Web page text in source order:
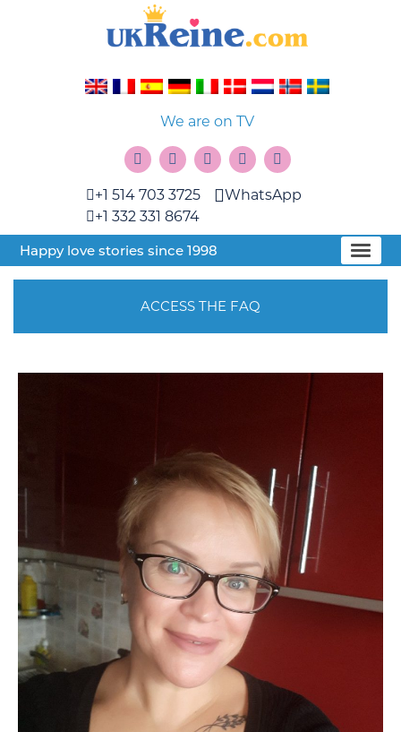
We are on TV
+1 514 703 3725
+1 332 331 8674
WhatsApp
Happy love stories since 1998
ACCESS THE FAQ